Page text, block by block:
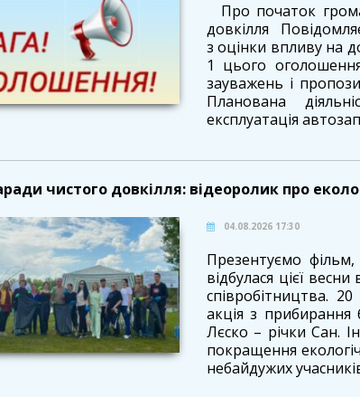
Про початок
довкілля
з оцінки впливу на
1 цього
зауважень і
Планована
експлуатація
чистого довкілля: відеоролик про
04.08.2026 17:30
Презентуємо фільм,
відбулася цієї
співробітництва.
акція з прибирання
Лєско – річки Сан.
покращення
небайдужих